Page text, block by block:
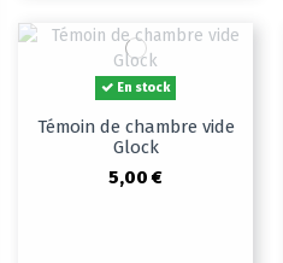
En stock
Témoin de chambre vide
Glock
5,00 €